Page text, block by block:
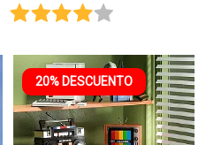
20% DESCUENTO